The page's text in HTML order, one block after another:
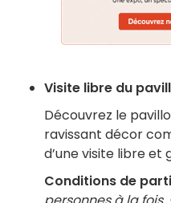
Visite libre du
Découvrez le
ravissant décor
d’une visite libre et
Conditions de